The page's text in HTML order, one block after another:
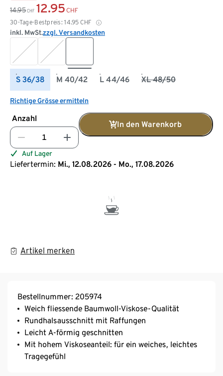
14.95 CHF 12.95 CHF
30-Tage-Bestpreis: 14.95 CHF
inkl. MwSt.zzgl. Versandkosten
S 36/38 M 40/42 L 44/46 XL 48/50
Richtige Grösse ermitteln
Anzahl
In den Warenkorb
Auf Lager
Liefertermin: Mi., 12.08.2026 - Mo., 17.08.2026
Artikel merken
Bestellnummer: 205974
Weich fliessende Baumwoll-Viskose-Qualität
Rundhalsausschnitt mit Raffungen
Leicht A-förmig geschnitten
Mit hohem Viskoseanteil: für ein weiches, leichtes
Tragegefühl